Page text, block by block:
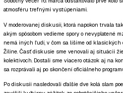
atmosféru trefnými vystúpeniami.
V moderovanej diskusii, ktorá napokon trvala
akým spôsobom vedieme spory o nevyplatené
nemá iných ľudí, v čom sa líšime od
Žiline. Časť diskusie sme venovali aj situácii
kolektívoch. Dostali sme viacero otázok aj na
sa rozprávali aj po skončení oficiálneho
Po diskusii nasledovali ďalšie dve kolá slam